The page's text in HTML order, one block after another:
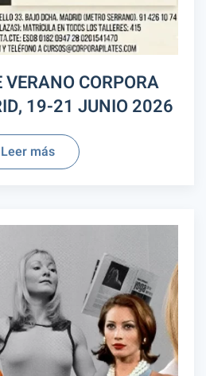
VERANO CORPORA
19-21 JUNIO 2026
Leer más